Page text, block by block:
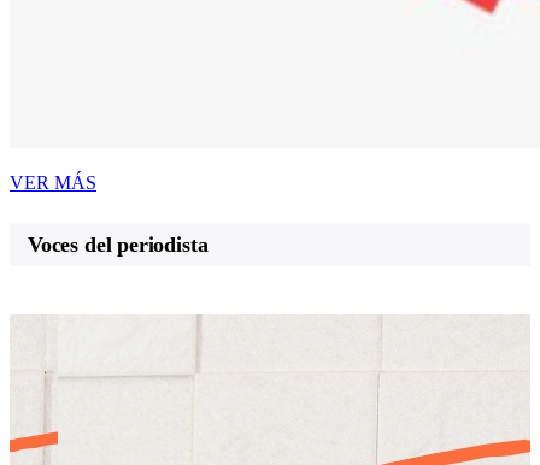
VER MÁS
Voces del periodista